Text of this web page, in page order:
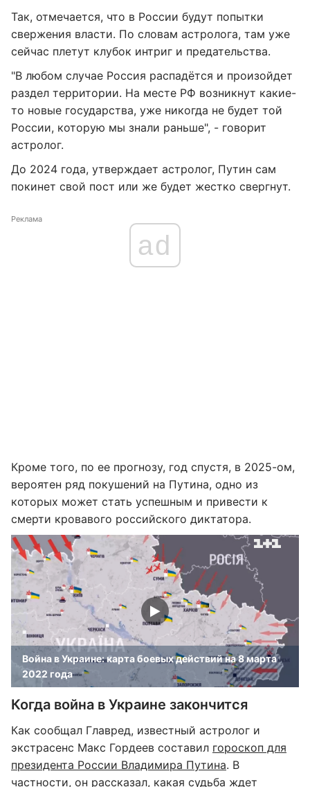
Так, отмечается, что в России будут попытки
свержения власти. По словам астролога, там уже
сейчас плетут клубок интриг и предательства.
"В любом случае Россия распадётся и произойдет
раздел территории. На месте РФ возникнут какие-
то новые государства, уже никогда не будет той
России, которую мы знали раньше", - говорит
астролог.
До 2024 года, утверждает астролог, Путин сам
покинет свой пост или же будет жестко свергнут.
Реклама
ad
Кроме того, по ее прогнозу, год спустя, в 2025-ом,
вероятен ряд покушений на Путина, одно из
которых может стать успешным и привести к
смерти кровавого российского диктатора.
Война в Украине: карта боевых действий на 8 марта
2022 года
Когда война в Украине закончится
Как сообщал Главред, известный астролог и
экстрасенс Макс Гордеев составил гороскоп для
президента России Владимира Путина. В
частности, он рассказал, какая судьба ждет